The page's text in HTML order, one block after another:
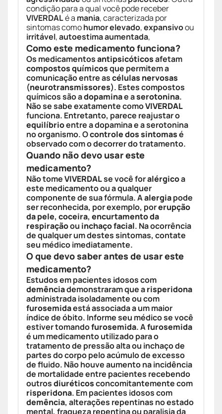
condição para a qual você pode receber
VIVERDALé a mania, caracterizada por
sintomas comohumor elevado,expansivoou
irritável,autoestima aumentada,
Como este medicamento funciona?
Os medicamentosantipsicóticosafetam
compostos químicosque permitem a
comunicação entre ascélulas nervosas
(neurotransmissores). Estes compostos
químicos são adopaminae aserotonina.
Não se sabe exatamente comoVIVERDAL
funciona. Entretanto, parece reajustar o
equilíbrioentre a dopamina e a serotonina
no organismo. Ocontrole dos sintomasé
observado com o decorrer do tratamento.
Quando não devo usar este
medicamento?
Não tomeVIVERDALse você foralérgicoa
este medicamento ou a qualquer
componente de sua fórmula. Aalergiapode
ser reconhecida, por exemplo, porerupção
da pele, coceira, encurtamento da
respiraçãoou inchaço facial. Na ocorrência
de qualquer um destes sintomas, contate
seu médico imediatamente.
O que devo saber antes de usar este
medicamento?
Estudos em pacientes idosos com
demênciademonstraram que arisperidona
administrada isoladamente ou com
furosemidaestá associada a um maior
índice de óbito. Informe seu médico se você
estiver tomandofurosemida. Afurosemida
é um medicamento utilizado para o
tratamento de pressão alta ou inchaço de
partes do corpo pelo acúmulo de excesso
de fluido. Não houve aumento na incidência
de mortalidade entre pacientes recebendo
outrosdiuréticosconcomitantemente com
risperidona. Em pacientes idosos com
demência, alterações repentinas no estado
mental, fraqueza repentina ou paralisia da